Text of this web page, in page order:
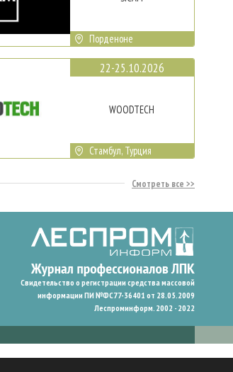
Порденоне
22-25.10.2026
WOODTECH
Стамбул, Турция
Смотреть все
Свидетельство о регистрации средства массовой
информации ПИ №ФС77-36401 от 28.05.2009
Леспроминформ. 2002 - 2022